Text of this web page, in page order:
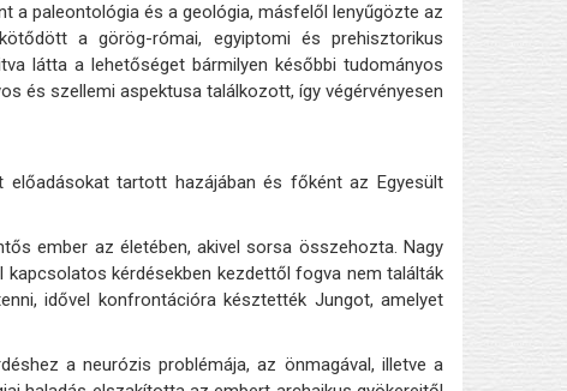
a paleontológia és a geológia, másfelől lenyűgözte az
a görög-római, egyiptomi és prehisztorikus
látta a lehetőséget bármilyen későbbi tudományos
és szellemi aspektusa találkozott, így végérvényesen
előadásokat tartott hazájában és főként az Egyesült
ember az életében, akivel sorsa összehozta. Nagy
kérdésekben kezdettől fogva nem találták
idővel konfrontációra késztették Jungot, amelyet
a neurózis problémája, az önmagával, illetve a